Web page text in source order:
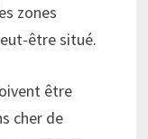
zones
être situé.
être
cher de